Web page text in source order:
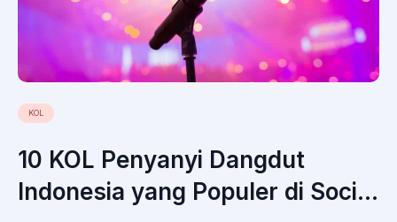
KOL
10 KOL Penyanyi Dangdut
Indonesia yang Populer di Social